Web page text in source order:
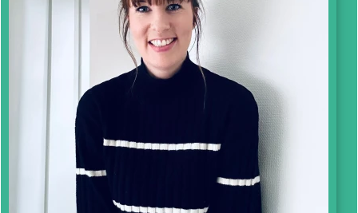
er veel kinderen en volwassenen zijn die zich
niet veilig of geliefd voelen. Ik wil graag iets
betekenen voor Geven is Leven, omdat de
stichting zich inzet voor een ander die het
minder goed heeft. ❤